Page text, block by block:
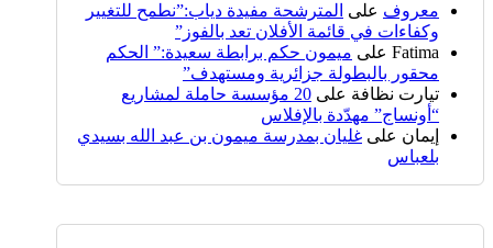
معروف على المترشحة مفيدة دياب:”نطمح للتغيير
وكفاءات في قائمة الأفلان تعد بالفوز”
Fatima على ميمون حكم برابطة سعيدة:” الحكم
محقور بالبطولة جزائرية ومستهدف”
تيارت نظافة على
20 مؤسسة حاملة لمشاريع
“أونساج” مهدّدة بالإفلاس
إيمان على غليان بمدرسة ميمون بن عبد الله بسيدي
بلعباس